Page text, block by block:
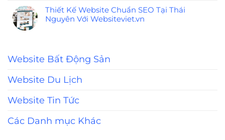
Thiết Kế Website Chuẩn SEO Tại Thái
Nguyên Với Websiteviet.vn
Website Bất Động Sản
Website Du Lịch
Website Tin Tức
Các Danh mục Khác